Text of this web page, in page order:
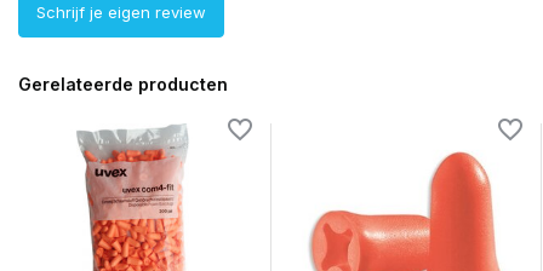
Schrijf je eigen review
Gerelateerde producten